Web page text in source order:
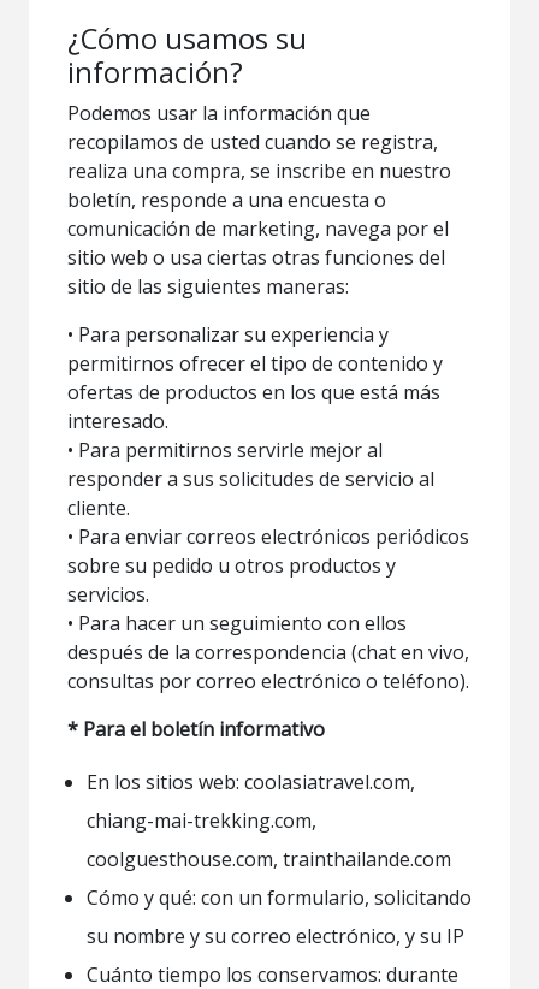
¿Cómo usamos su
información?
Podemos usar la información que
recopilamos de usted cuando se registra,
realiza una compra, se inscribe en nuestro
boletín, responde a una encuesta o
comunicación de marketing, navega por el
sitio web o usa ciertas otras funciones del
sitio de las siguientes maneras:
• Para personalizar su experiencia y
permitirnos ofrecer el tipo de contenido y
ofertas de productos en los que está más
interesado.
• Para permitirnos servirle mejor al
responder a sus solicitudes de servicio al
cliente.
• Para enviar correos electrónicos periódicos
sobre su pedido u otros productos y
servicios.
• Para hacer un seguimiento con ellos
después de la correspondencia (chat en vivo,
consultas por correo electrónico o teléfono).
* Para el boletín informativo
En los sitios web: coolasiatravel.com,
chiang-mai-trekking.com,
coolguesthouse.com, trainthailande.com
Cómo y qué: con un formulario, solicitando
su nombre y su correo electrónico, y su IP
Cuánto tiempo los conservamos: durante